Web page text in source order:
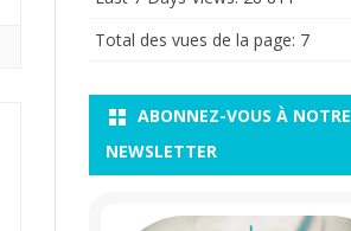
Total des vues de la page: 7
ABONNEZ-VOUS À NOTRE
NEWSLETTER